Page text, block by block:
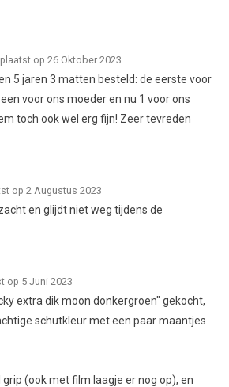
op 26 Oktober 2023
5 jaren 3 matten besteld: de eerste voor
voor ons moeder en nu 1 voor ons
toch ook wel erg fijn! Zeer tevreden
op 2 Augustus 2023
en glijdt niet weg tijdens de
op 5 Juni 2023
extra dik moon donkergroen" gekocht,
schutkleur met een paar maantjes
(ook met film laagje er nog op), en